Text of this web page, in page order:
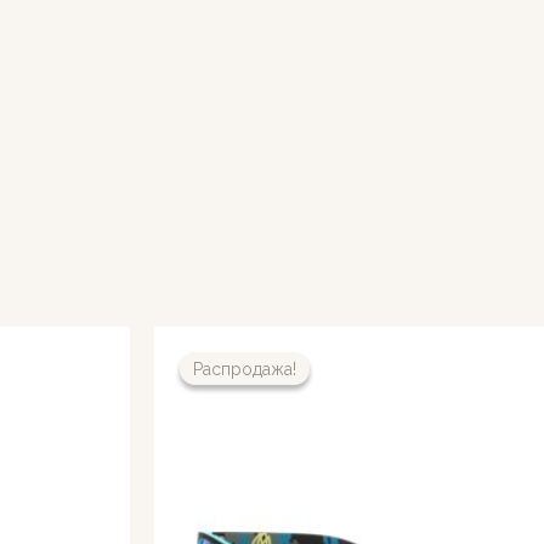
Распродажа!
Распродажа!